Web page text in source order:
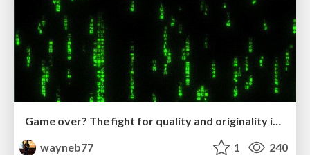
Game over? The fight for quality and originality in the time of robots
wayneb77
1 240